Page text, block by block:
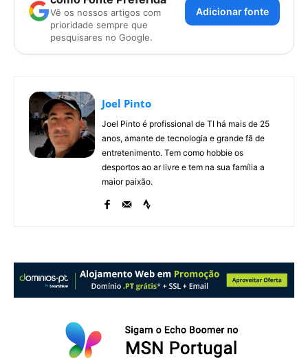
Vê os nossos artigos com
prioridade sempre que
pesquisares no Google.
Adicionar fonte
Joel Pinto
Joel Pinto é profissional de TI há mais de 25
anos, amante de tecnologia e grande fã de
entretenimento. Tem como hobbie os
desportos ao ar livre e tem na sua família a
maior paixão.